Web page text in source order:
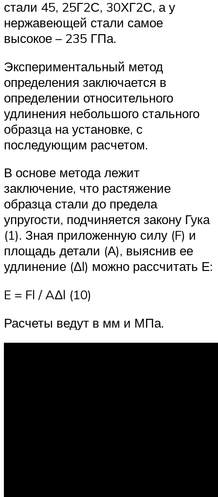
стали 45, 25Г2С, 30ХГ2С, а у
нержавеющей стали самое
высокое – 235 ГПа.
Экспериментальный метод
определения заключается в
определении относительного
удлинения небольшого стального
образца на установке, с
последующим расчетом.
В основе метода лежит
заключение, что растяжение
образца стали до предела
упругости, подчиняется закону Гука
(1). Зная приложенную силу (F) и
площадь детали (А), выяснив ее
удлинение (Δl) можно рассчитать Е:
E = Fl / AΔl (10)
Расчеты ведут в мм и МПа.